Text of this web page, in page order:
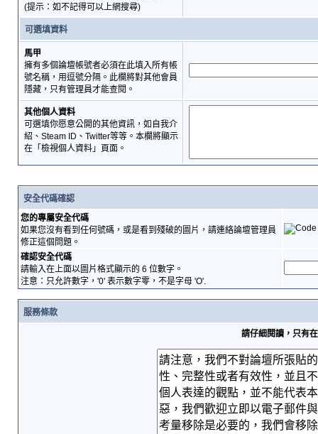
(提示：如不記得可以上網搜尋)
可選填資料
馬甲
擁有多個論壇帳號者必須在此填入所有帳
號名稱，用逗號分隔。此欄將對其他會員
隱藏，只有管理員才能查閱。
其他個人資料
可選填你愿意公開的其他資訊，如自我介
紹、Steam ID、Twitter等等。本欄將顯示
在「檢視個人資料」頁面。
安全代碼確認
您的專屬安全代碼
如果您沒有看到任何號碼，或是看到殘破的圖片，請連絡論壇管理員
修正這個問題。
確認安全代碼
請輸入在上面以圖片格式顯示的 6 位數字。
注意：只允許數字，'0' 表示數字零，不是字母 'O'.
服務條款
請仔細閱讀，只有